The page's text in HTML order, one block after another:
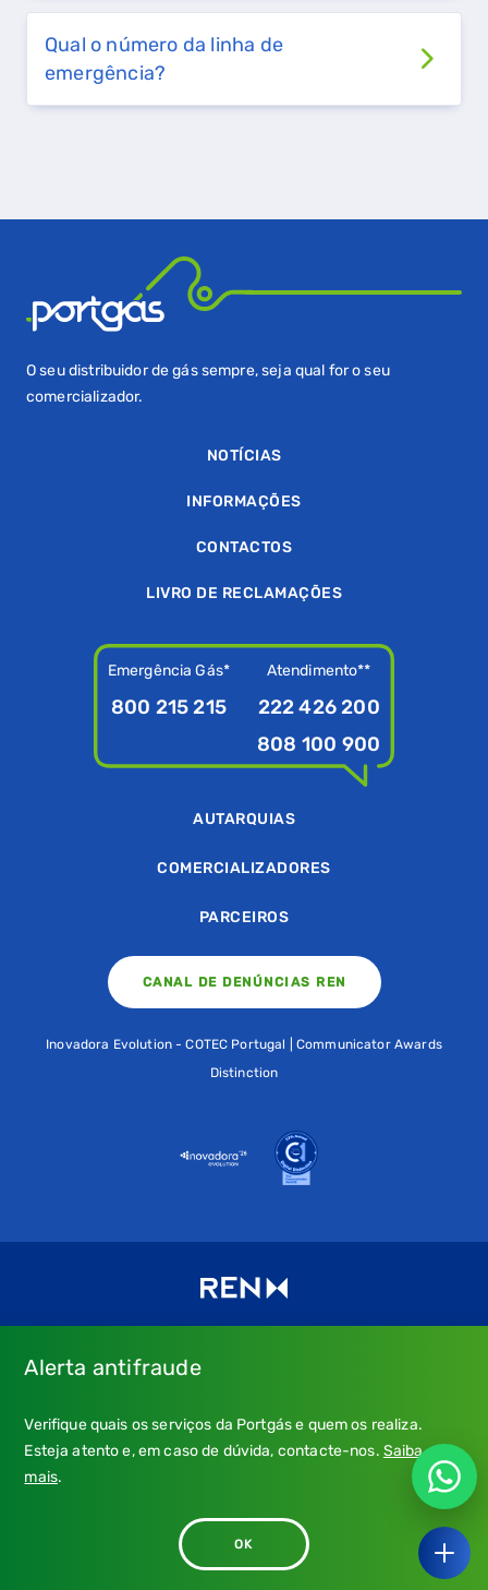
Qual o número da linha de
emergência?
O seu distribuidor de gás sempre, seja qual for o seu
comercializador.
NOTÍCIAS
INFORMAÇÕES
CONTACTOS
LIVRO DE RECLAMAÇÕES
Emergência Gás*
800 215 215
Atendimento**
222 426 200
808 100 900
AUTARQUIAS
COMERCIALIZADORES
PARCEIROS
CANAL DE DENÚNCIAS REN
Inovadora Evolution - COTEC Portugal | Communicator Awards
Distinction
a nossaPolítica de Cookies.
* Emergência Gás: 24 horas, chamada grátis.
** Atendimento: dias úteis, 9h-21h; chamada para a rede fixa
© 2026 - Portgás. Todos os direitos reservados.
Alerta antifraude
Verifique quais os serviços da Portgás e quem os realiza.
Esteja atento e, em caso de dúvida, contacte-nos. Saiba
mais.
OK
QUERO TER GÁS NATURAL